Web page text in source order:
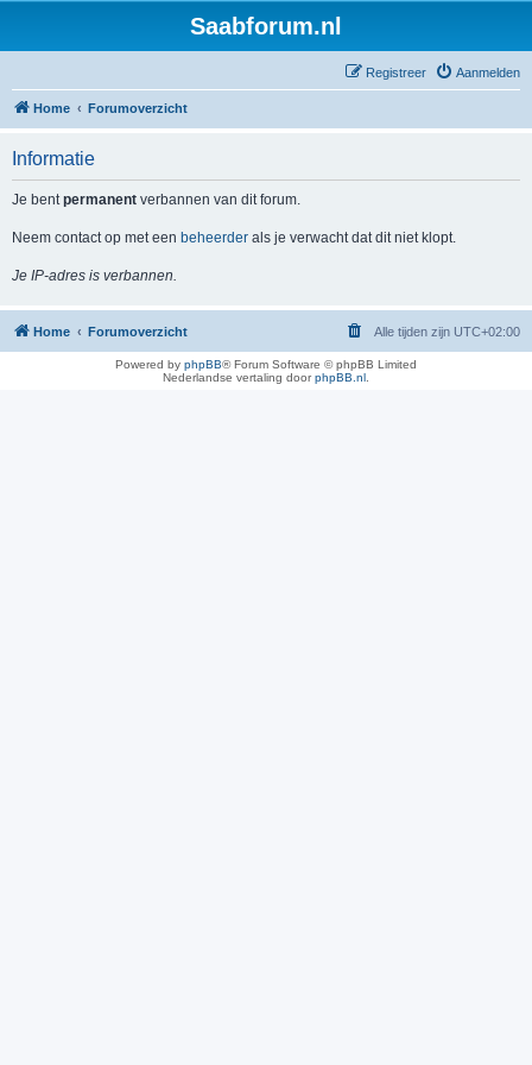
Saabforum.nl
Aanmelden
Registreer
Home Forumoverzicht
Informatie
Je bentpermanent verbannen van dit forum.
Neem contact op met een beheerder als je verwacht dat dit niet klopt.
Je IP-adres is verbannen.
Home Forumoverzicht Alle tijden zijn UTC+02:00
Powered by phpBB® Forum Software © phpBB Limited
Nederlandse vertaling doorphpBB.nl